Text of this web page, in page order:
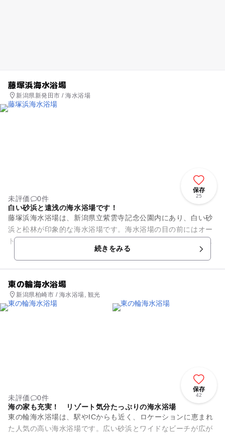
藤塚浜海水浴場
新潟県新発田市 / 海水浴場
保存
25
未評価
0件
白い砂浜と遠浅の海水浴場です！
藤塚浜海水浴場は、新潟県立紫雲寺記念公園内にあり、白い砂
浜と松林が印象的な海水浴場です。海水浴場の目の前にはオー
トキャンプ場もありますので、毎年多くの観光客でにぎわいま
す。海は遠浅で水質も良好で...続きをみる
東の輪海水浴場
新潟県柏崎市 / 海水浴場, 観光
保存
42
未評価
0件
海の家も充実！ リゾート気分たっぷりの海水浴場
東の輪海水浴場は、駅やICからも近く、ロケーションに恵まれ
た人気の高い海水浴場です。広い砂浜とワイドなビーチが広が